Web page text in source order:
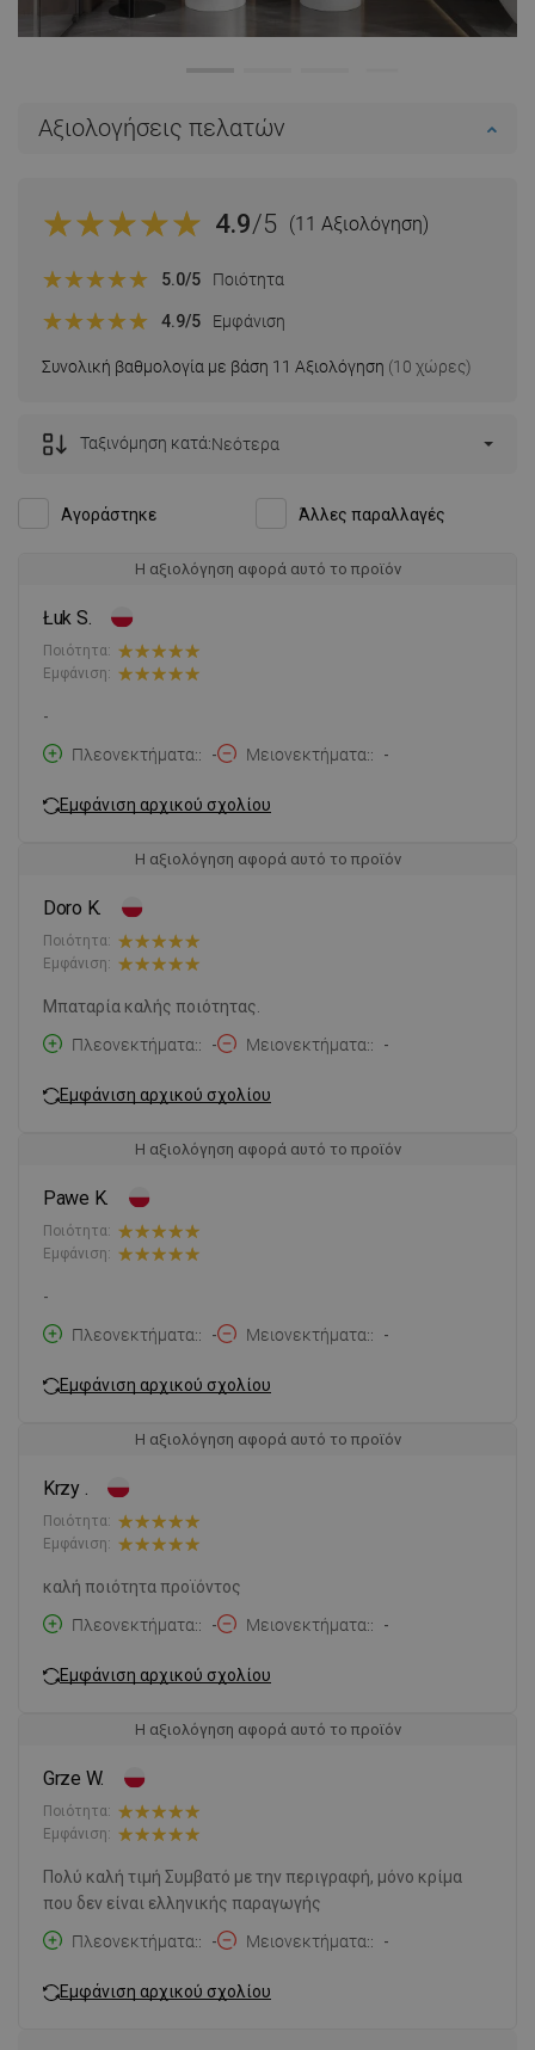
Αξιολογήσεις πελατών
4.9/5 (11 Αξιολόγηση)
Συνολική βαθμολογία με βάση 11 Αξιολόγηση (10 χώρες)
5.0/5 Ποιότητα
4.9/5 Εμφάνιση
Αγοράστηκε Άλλες παραλλαγές
Ταξινόμηση κατά:Νεότερα
Η αξιολόγηση αφορά αυτό το προϊόν
Łuk S.
Ποιότητα:
Εμφάνιση:
-
Πλεονεκτήματα:
- Μειονεκτήματα: -
Εμφάνιση αρχικού σχολίου
Η αξιολόγηση αφορά αυτό το προϊόν
Doro K.
Ποιότητα:
Εμφάνιση:
Μπαταρία καλής ποιότητας.
Πλεονεκτήματα:
- Μειονεκτήματα: -
Εμφάνιση αρχικού σχολίου
Η αξιολόγηση αφορά αυτό το προϊόν
Pawe K.
Ποιότητα:
Εμφάνιση:
-
Πλεονεκτήματα:
- Μειονεκτήματα: -
Εμφάνιση αρχικού σχολίου
Η αξιολόγηση αφορά αυτό το προϊόν
Krzy .
Ποιότητα:
Εμφάνιση:
καλή ποιότητα προϊόντος
Πλεονεκτήματα:
- Μειονεκτήματα: -
Εμφάνιση αρχικού σχολίου
Η αξιολόγηση αφορά αυτό το προϊόν
Grze W.
Ποιότητα:
Εμφάνιση:
Πολύ καλή τιμή Συμβατό με την περιγραφή, μόνο κρίμα
που δεν είναι ελληνικής παραγωγής
Πλεονεκτήματα:
- Μειονεκτήματα: -
Εμφάνιση αρχικού σχολίου